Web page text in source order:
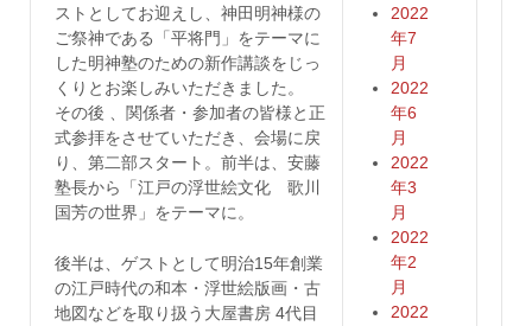
ストとしてお迎えし、神田明神様の
ご祭神である「平将門」をテーマに
した明神塾のための新作講談をじっ
くりとお楽しみいただきました。
その後 、関係者・参加者の皆様と正
式参拝をさせていただき、会場に戻
り、第二部スタート。前半は、安藤
塾長から「江戸の浮世絵文化 歌川
国芳の世界」をテーマに。
後半は、ゲストとして明治15年創業
の江戸時代の和本・浮世絵版画・古
地図などを取り扱う大屋書房 4代目
2022
年7
月
2022
年6
月
2022
年3
月
2022
年2
月
2022